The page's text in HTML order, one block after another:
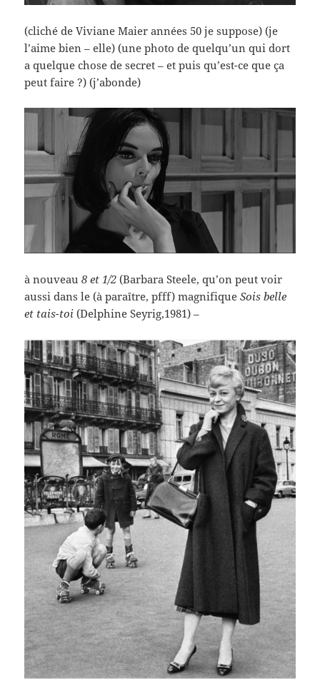
(cliché de Viviane Maier années 50 je suppose) (je
l’aime bien – elle) (une photo de quelqu’un qui dort
a quelque chose de secret – et puis qu’est-ce que ça
peut faire ?) (j’abonde)
à nouveau8 et 1/2(Barbara Steele, qu’on peut voir
aussi dans le (à paraître, pfff) magnifiqueSois belle
et tais-toi(Delphine Seyrig,1981) –